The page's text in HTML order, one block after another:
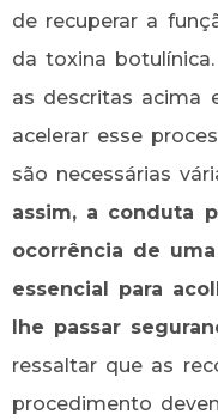
de recuperar a
da toxina
as descritas acima
acelerar esse
são necessárias
assim, a conduta
ocorrência de
essencial para
lhe passar
ressaltar que as
procedimento